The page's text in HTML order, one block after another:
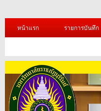
หน้าแรก รายการบันทึก